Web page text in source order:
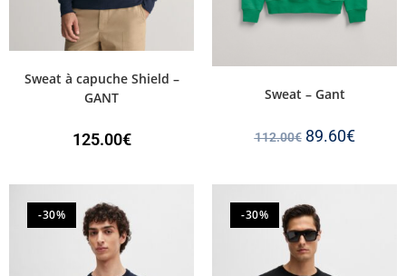
Sweat à capuche Shield –
GANT
125.00€
Sweat – Gant
112.00€ 89.60€
-30% -30%